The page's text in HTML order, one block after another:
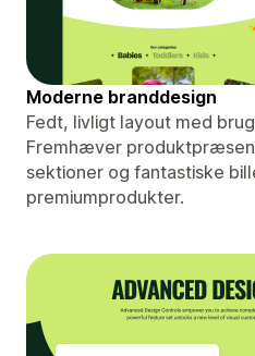
Moderne branddesign
Fedt, livligt layout med
Fremhæver
sektioner og fantastiske
premiumprodukter.